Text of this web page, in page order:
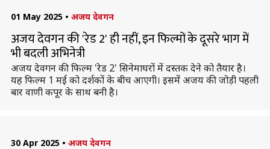
01 May 2025 • अजय देवगन
अजय देवगन की 'रेड 2' ही नहीं, इन फिल्मों के दूसरे भाग में
भी बदली अभिनेत्री
अजय देवगन की फिल्म 'रेड 2' सिनेमाघरों में दस्तक देने को तैयार है।
यह फिल्म 1 मई को दर्शकों के बीच आएगी। इसमें अजय की जोड़ी पहली
बार वाणी कपूर के साथ बनी है।
30 Apr 2025 • अजय देवगन